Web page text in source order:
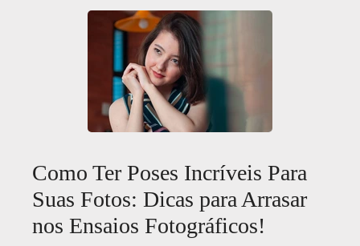
Como Ter Poses Incríveis Para
Suas Fotos: Dicas para Arrasar
nos Ensaios Fotográficos!